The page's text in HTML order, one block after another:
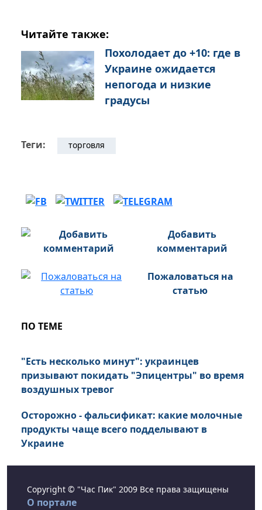
Читайте также:
Похолодает до +10: где в
Украине ожидается
непогода и низкие
градусы
Теги: торговля
Добавить
комментарий
Пожаловаться на
статью
ПО ТЕМЕ
"Есть несколько минут": украинцев
призывают покидать "Эпицентры" во время
воздушных тревог
Осторожно - фальсификат: какие молочные
продукты чаще всего подделывают в
Украине
Copyright © "Час Пик" 2009 Все права защищены
О портале